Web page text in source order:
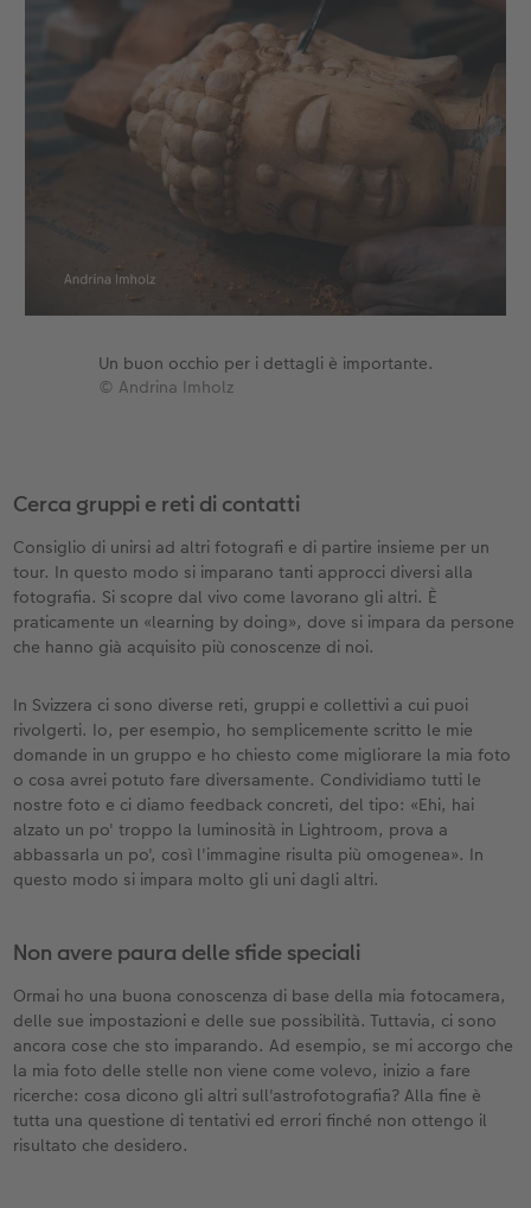
Un buon occhio per i dettagli è importante.
© Andrina Imholz
Cerca gruppi e reti di contatti
Consiglio di unirsi ad altri fotografi e di partire insieme per un
tour. In questo modo si imparano tanti approcci diversi alla
fotografia. Si scopre dal vivo come lavorano gli altri. È
praticamente un «learning by doing», dove si impara da persone
che hanno già acquisito più conoscenze di noi.
In Svizzera ci sono diverse reti, gruppi e collettivi a cui puoi
rivolgerti. Io, per esempio, ho semplicemente scritto le mie
domande in un gruppo e ho chiesto come migliorare la mia foto
o cosa avrei potuto fare diversamente. Condividiamo tutti le
nostre foto e ci diamo feedback concreti, del tipo: «Ehi, hai
alzato un po' troppo la luminosità in Lightroom, prova a
abbassarla un po', così l'immagine risulta più omogenea». In
questo modo si impara molto gli uni dagli altri.
Non avere paura delle sfide speciali
Ormai ho una buona conoscenza di base della mia fotocamera,
delle sue impostazioni e delle sue possibilità. Tuttavia, ci sono
ancora cose che sto imparando. Ad esempio, se mi accorgo che
la mia foto delle stelle non viene come volevo, inizio a fare
ricerche: cosa dicono gli altri sull'astrofotografia? Alla fine è
tutta una questione di tentativi ed errori finché non ottengo il
risultato che desidero.